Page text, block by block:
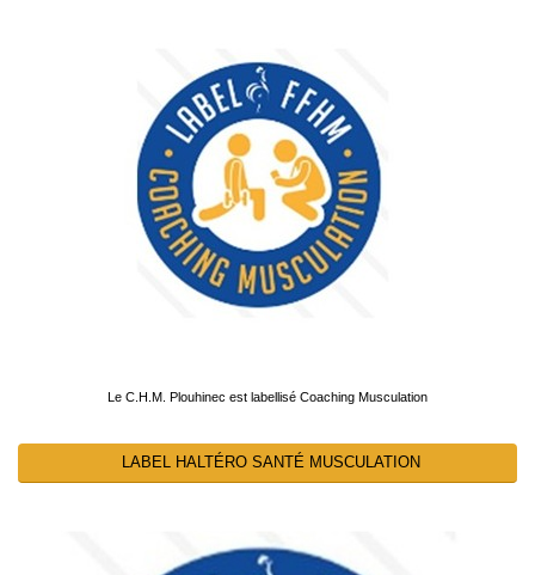
Le C.H.M. Plouhinec est labellisé Coaching Musculation
LABEL HALTÉRO SANTÉ MUSCULATION